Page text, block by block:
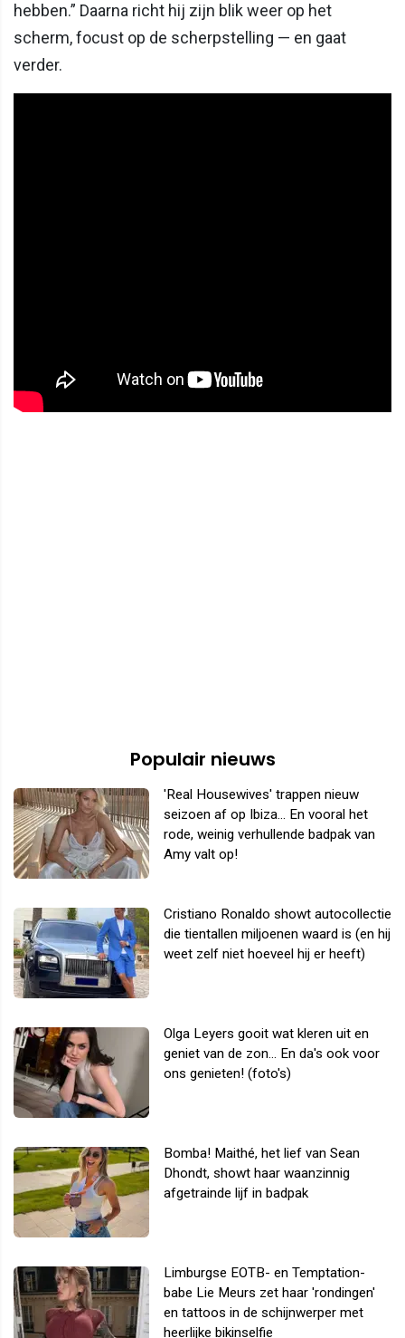
hebben.” Daarna richt hij zijn blik weer op het
scherm, focust op de scherpstelling — en gaat
verder.
Populair nieuws
'Real Housewives' trappen nieuw
seizoen af op Ibiza... En vooral het
rode, weinig verhullende badpak van
Amy valt op!
Cristiano Ronaldo showt autocollectie
die tientallen miljoenen waard is (en hij
weet zelf niet hoeveel hij er heeft)
Olga Leyers gooit wat kleren uit en
geniet van de zon... En da's ook voor
ons genieten! (foto's)
Bomba! Maithé, het lief van Sean
Dhondt, showt haar waanzinnig
afgetrainde lijf in badpak
Limburgse EOTB- en Temptation-
babe Lie Meurs zet haar 'rondingen'
en tattoos in de schijnwerper met
heerlijke bikinselfie